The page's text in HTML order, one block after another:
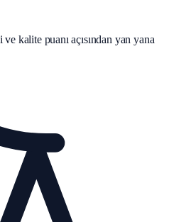
kalite puanı açısından yan yana